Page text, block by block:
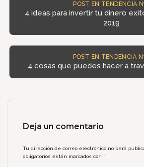
POST EN TENDENCIA
4 ideas para invertir tu dinero
2019
POST EN TENDENCIA
4 cosas que puedes hacer a
Deja un comentario
Tu dirección de correo electrónico no será
obligatorios están marcados con*